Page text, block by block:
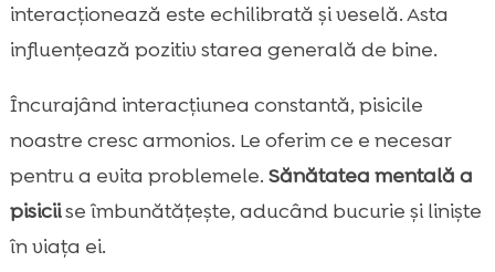
interacționează este echilibrată și veselă. Asta
influențează pozitiv starea generală de bine.
Încurajând interacțiunea constantă, pisicile
noastre cresc armonios. Le oferim ce e necesar
pentru a evita problemele. Sănătatea mentală a
pisiciise îmbunătățește, aducând bucurie și liniște
în viața ei.